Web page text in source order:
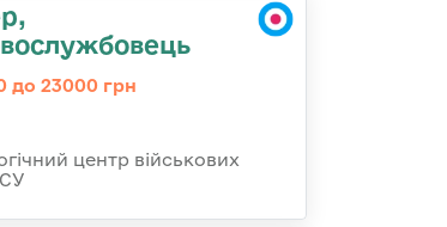
до 23000 грн
центр військових